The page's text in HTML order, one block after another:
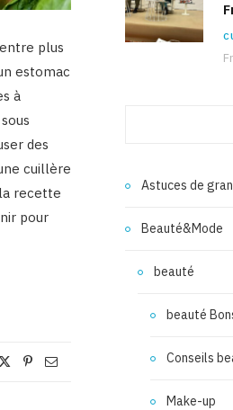
plus
estomac
à
des
cuillère
recette
pour
Astuces de
Beauté&Mode
beauté
beauté
Conseils
Make-up